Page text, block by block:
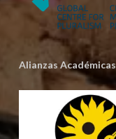
Alianzas Académicas